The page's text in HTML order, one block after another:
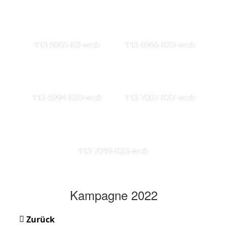
113 6965-KS-web 113 6966-KS5-web
113 6994-KS0-web 113 7007-KS7-web
113 7019-KS3-web
Kampagne 2022
Zurück